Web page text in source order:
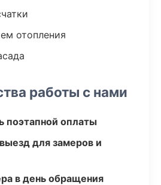
отопления
работы с нами
поэтапной оплаты
для замеров и
в день обращения